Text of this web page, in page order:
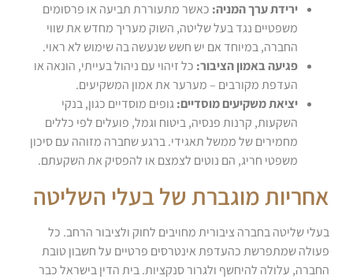
ירידת ערך המניה: כאשר מתעוררת תביעה או פרסומים
משפטיים נגד בעל שליטה, השוק מעריך מחדש את שווי
החברה, במיוחד אם יש חשש שנעשה בה שימוש לא ראוי.
פגיעה באמון הציבור: כל זיהוי עם ניהול בעייתי, הונאה או
העדפת מקורבים – מערער את אמון המשקיעים.
יציאת משקיעים מוסדיים: גופים מוסדיים כגון, בנקי
השקעות, קרנות פנסיה, ביטוח וגמל, פועלים לפי כללים
מחמירים של ממשל תאגידי. ברגע שחברה מזוהה עם סיכון
משפטי חריג, הם נוטים לצמצם או להפסיק את השקעתם.
אחריות מוגברת של בעלי השליטה
בעלי שליטה בחברה ציבורית מחויבים לחוק ולציבור הרחב. כל
פעולה שמתפרשת כהעדפת אינטרסים פרטיים על חשבון טובת
החברה, עלולה להיחשף ולגרור סנקציות. בית הדין בישראל כבר